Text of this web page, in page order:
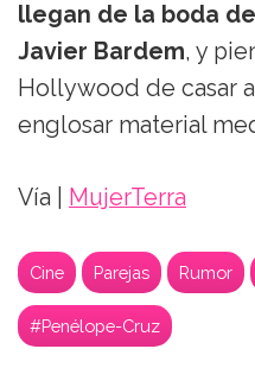
llegan de la boda
Javier Bardem, y
Hollywood de casar
englosar material
Vía | MujerTerra
Cine Parejas Rumor
#Penélope-Cruz